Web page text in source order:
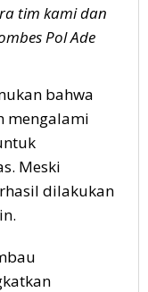
tim kami dan
Pol Ade
bahwa
mengalami
Meski
dilakukan